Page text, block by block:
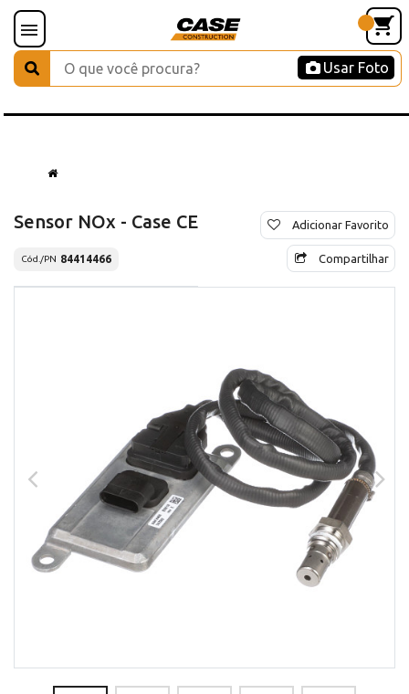
Usar Foto
Sensor NOx - Case CE
Cód./PN 84414466
Adicionar Favorito
Compartilhar